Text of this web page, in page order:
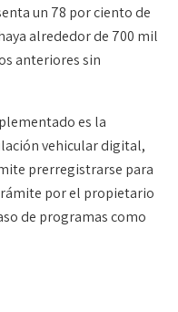
un 78 por ciento de
alrededor de 700 mil
anteriores sin
es la
vehicular digital,
prerregistrarse para
por el propietario
de programas como